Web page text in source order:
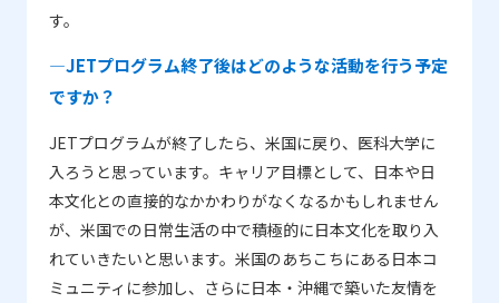
す。
―JETプログラム終了後はどのような活動を行う予定
ですか？
JETプログラムが終了したら、米国に戻り、医科大学に
入ろうと思っています。キャリア目標として、日本や日
本文化との直接的なかかわりがなくなるかもしれません
が、米国での日常生活の中で積極的に日本文化を取り入
れていきたいと思います。米国のあちこちにある日本コ
ミュニティに参加し、さらに日本・沖縄で築いた友情を